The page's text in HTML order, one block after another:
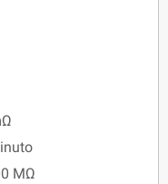
MΩ